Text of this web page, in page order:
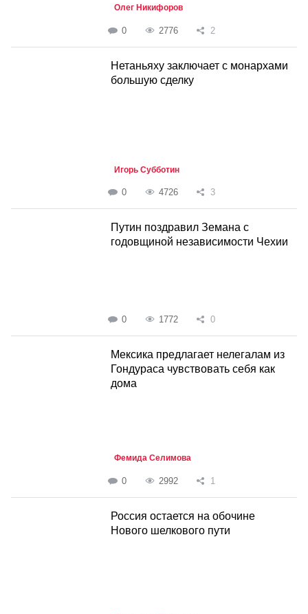
Олег Никифоров
0 2776 2
Нетаньяху заключает с монархами
большую сделку
Игорь Субботин
0 4726 3
Путин поздравил Земана с
годовщиной независимости Чехии
0 1772 0
Мексика предлагает нелегалам из
Гондураса чувствовать себя как
дома
Фемида Селимова
0 2992 1
Россия остается на обочине
Нового шелкового пути